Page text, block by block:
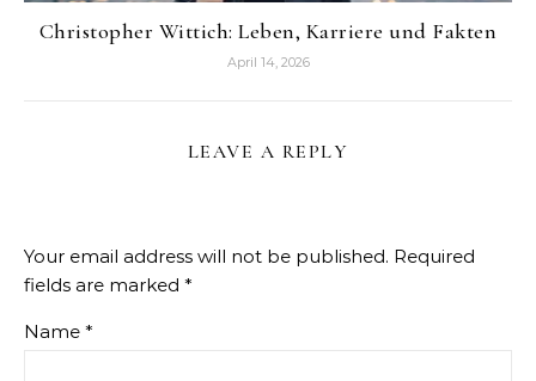
Christopher Wittich: Leben, Karriere und Fakten
April 14, 2026
LEAVE A REPLY
Your email address will not be published. Required
fields are marked *
Name *